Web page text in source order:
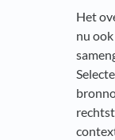
Het
nu